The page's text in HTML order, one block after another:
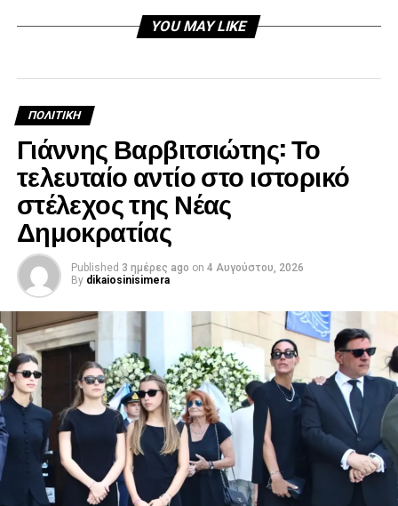
YOU MAY LIKE
ΠΟΛΙΤΙΚΉ
Γιάννης Βαρβιτσιώτης: Το
τελευταίο αντίο στο ιστορικό
στέλεχος της Νέας
Δημοκρατίας
Published 3 ημέρες ago on 4 Αυγούστου, 2026
By dikaiosinisimera